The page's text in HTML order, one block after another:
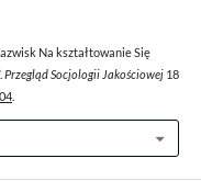
Na kształtowanie Się
Przegląd Socjologii Jakościowej 18
.